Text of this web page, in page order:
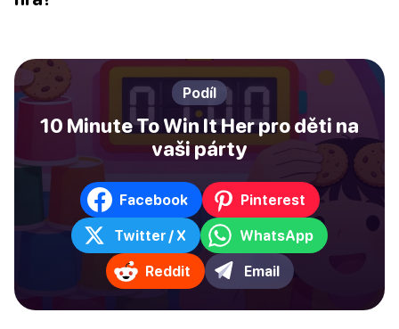
Podíl
10 Minute To Win It Her pro děti na
vaši párty
Facebook Pinterest
Twitter / X WhatsApp
Reddit Email